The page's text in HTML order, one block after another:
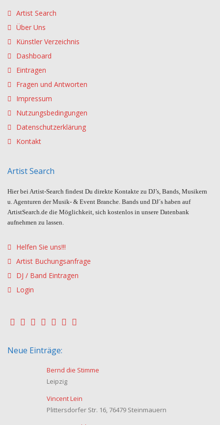
Artist Search
Über Uns
Künstler Verzeichnis
Dashboard
Eintragen
Fragen und Antworten
Impressum
Nutzungsbedingungen
Datenschutzerklärung
Kontakt
Artist Search
Hier bei Artist-Search findest Du direkte Kontakte zu DJ’s, Bands, Musikern
u. Agenturen der Musik- & Event Branche. Bands und DJ´s haben auf
ArtistSearch.de die Möglichkeit, sich kostenlos in unsere Datenbank
aufnehmen zu lassen.
Helfen Sie uns!!!
Artist Buchungsanfrage
DJ / Band Eintragen
Login
Neue Einträge:
Bernd die Stimme
Leipzig
Vincent Lein
Plittersdorfer Str. 16, 76479 Steinmauern